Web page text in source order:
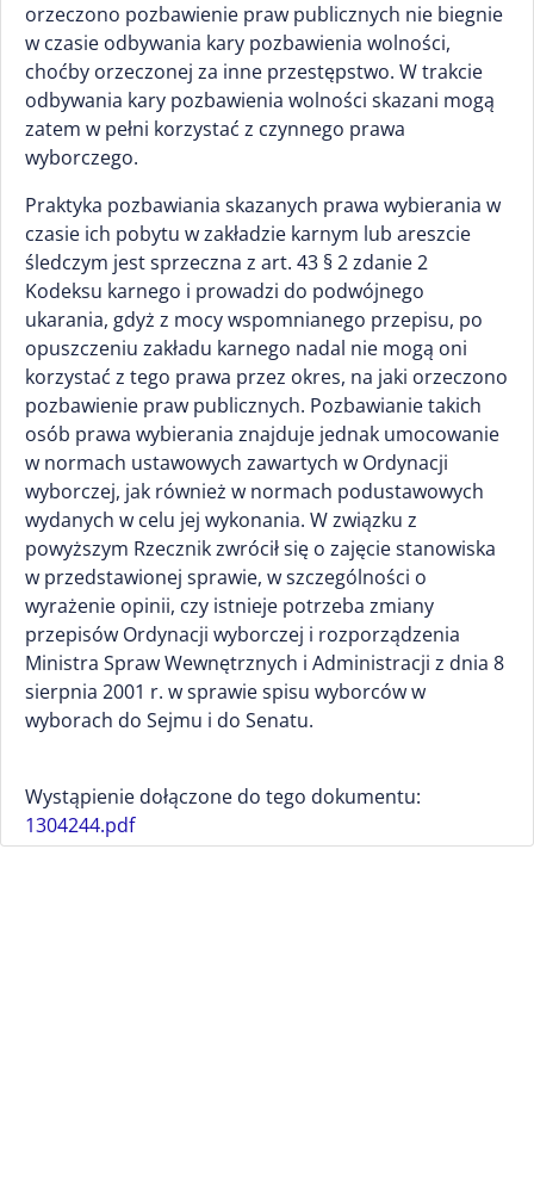
orzeczono pozbawienie praw publicznych nie biegnie
w czasie odbywania kary pozbawienia wolności,
choćby orzeczonej za inne przestępstwo. W trakcie
odbywania kary pozbawienia wolności skazani mogą
zatem w pełni korzystać z czynnego prawa
wyborczego.
Praktyka pozbawiania skazanych prawa wybierania w
czasie ich pobytu w zakładzie karnym lub areszcie
śledczym jest sprzeczna z art. 43 § 2 zdanie 2
Kodeksu karnego i prowadzi do podwójnego
ukarania, gdyż z mocy wspomnianego przepisu, po
opuszczeniu zakładu karnego nadal nie mogą oni
korzystać z tego prawa przez okres, na jaki orzeczono
pozbawienie praw publicznych. Pozbawianie takich
osób prawa wybierania znajduje jednak umocowanie
w normach ustawowych zawartych w Ordynacji
wyborczej, jak również w normach podustawowych
wydanych w celu jej wykonania. W związku z
powyższym Rzecznik zwrócił się o zajęcie stanowiska
w przedstawionej sprawie, w szczególności o
wyrażenie opinii, czy istnieje potrzeba zmiany
przepisów Ordynacji wyborczej i rozporządzenia
Ministra Spraw Wewnętrznych i Administracji z dnia 8
sierpnia 2001 r. w sprawie spisu wyborców w
wyborach do Sejmu i do Senatu.
Wystąpienie dołączone do tego dokumentu:
1304244.pdf